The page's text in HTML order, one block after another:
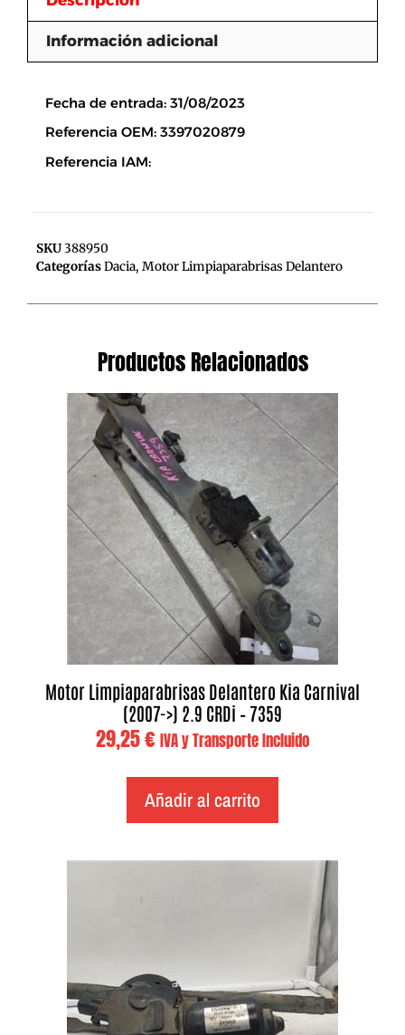
Información adicional
Fecha de entrada: 31/08/2023
Referencia OEM: 3397020879
Referencia IAM:
SKU388950
CategoríasDacia, Motor Limpiaparabrisas Delantero
Productos Relacionados
Motor Limpiaparabrisas Delantero Kia Carnival
(2007->) 2.9 CRDi – 7359
29,25€ IVA y Transporte Incluido
Añadir al carrito